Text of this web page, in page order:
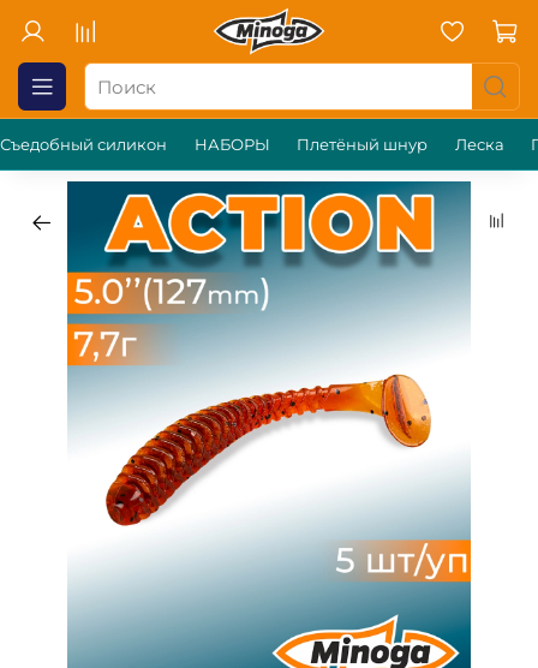
Съедобный силикон НАБОРЫ Плетёный шнур Леска